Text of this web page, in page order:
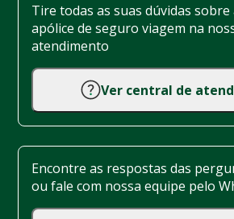
Tire todas as suas dúvidas
apólice de seguro viagem na
atendimento
Ver central de
Encontre as respostas das
ou fale com nossa equipe pelo